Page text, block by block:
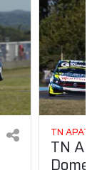
TN APAT
TN